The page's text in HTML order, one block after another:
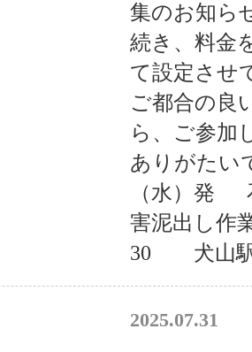
集のお知ら
続き、料金
て設定させ
ご都合の良
ら、ご参加
ありがたい
（水）発
害泥出
30 犬
2025.07.31